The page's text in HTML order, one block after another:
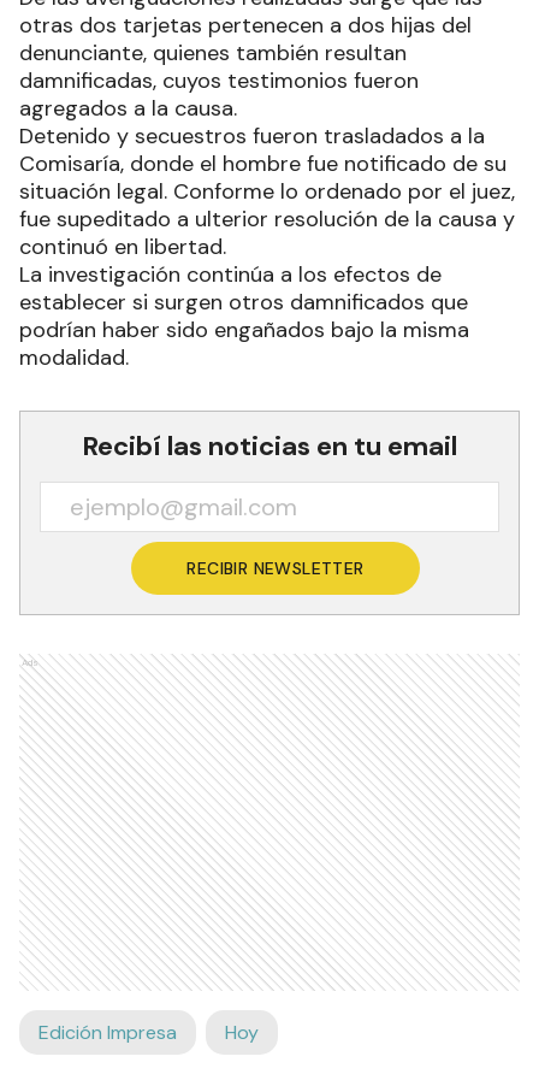
otras dos tarjetas pertenecen a dos hijas del
denunciante, quienes también resultan
damnificadas, cuyos testimonios fueron
agregados a la causa.
Detenido y secuestros fueron trasladados a la
Comisaría, donde el hombre fue notificado de su
situación legal. Conforme lo ordenado por el juez,
fue supeditado a ulterior resolución de la causa y
continuó en libertad.
La investigación continúa a los efectos de
establecer si surgen otros damnificados que
podrían haber sido engañados bajo la misma
modalidad.
Recibí las noticias en tu email
RECIBIR NEWSLETTER
Ads
Edición Impresa Hoy